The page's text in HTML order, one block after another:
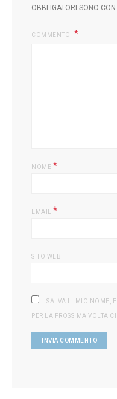
OBBLIGATORI SONO
COMMENTO
NOME *
EMAIL *
SITO WEB
SALVA IL MIO NOME,
PER LA PROSSIMA VOLTA